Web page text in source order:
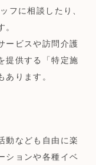
フに相談したり、
。
ービスや訪問介護
提供する「特定施
ります。
動なども自由に楽
ションや各種イベ